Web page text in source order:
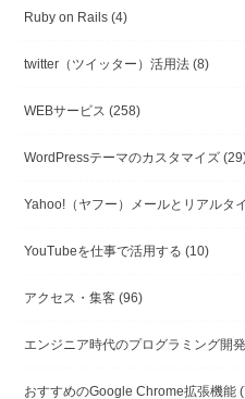
Ruby on Rails (4)
twitter（ツイッター）活用法 (8)
WEBサービス (258)
WordPressテーマのカスタマイズ
Yahoo!（ヤフー）メールとリアルタ
YouTubeを仕事で活用する (10)
アクセス・集客 (96)
エンジニア時代のプログラミング開
おすすめのGoogle Chrome拡張機能